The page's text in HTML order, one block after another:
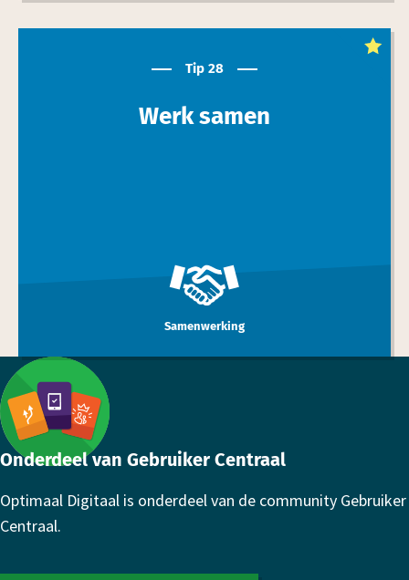
Dit is een
Tip 28
Werk samen
Samenwerking
Footer
Onderdeel van Gebruiker Centraal
Optimaal Digitaal is onderdeel van de community Gebruiker
Centraal.